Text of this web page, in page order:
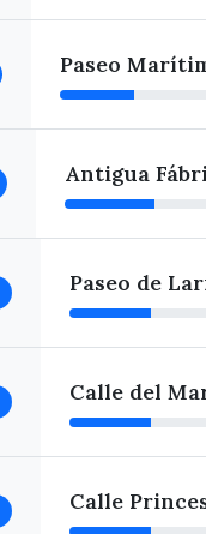
Paseo
Antigua
Paseo de
Calle del
Calle